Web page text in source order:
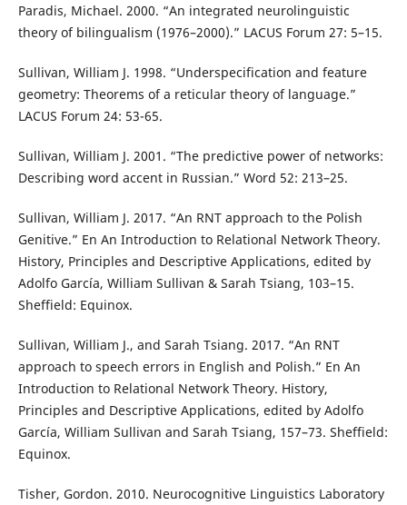
Paradis, Michael. 2000. “An integrated neurolinguistic
theory of bilingualism (1976–2000).” LACUS Forum 27: 5–15.
Sullivan, William J. 1998. “Underspecification and feature
geometry: Theorems of a reticular theory of language.”
LACUS Forum 24: 53-65.
Sullivan, William J. 2001. “The predictive power of networks:
Describing word accent in Russian.” Word 52: 213–25.
Sullivan, William J. 2017. “An RNT approach to the Polish
Genitive.” En An Introduction to Relational Network Theory.
History, Principles and Descriptive Applications, edited by
Adolfo García, William Sullivan & Sarah Tsiang, 103–15.
Sheffield: Equinox.
Sullivan, William J., and Sarah Tsiang. 2017. “An RNT
approach to speech errors in English and Polish.” En An
Introduction to Relational Network Theory. History,
Principles and Descriptive Applications, edited by Adolfo
García, William Sullivan and Sarah Tsiang, 157–73. Sheffield:
Equinox.
Tisher, Gordon. 2010. Neurocognitive Linguistics Laboratory